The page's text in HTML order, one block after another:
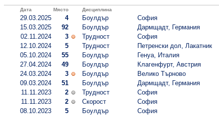
Дата Място Дисциплина
29.03.2025 4 Боулдър
София
15.03.2025
92 Боулдър
Дармщадт, Германия
02.11.2024
3 Трудност
София
12.10.2024
5 Трудност
Петренски дол, Лакатник
05.10.2024
55 Боулдър
Генуа, Италия
27.04.2024
49 Боулдър
Клагенфурт, Австрия
24.03.2024
3 Боулдър
Велико Търново
09.03.2024
51 Боулдър
Дармщадт, Германия
11.11.2023
2 Трудност
София
11.11.2023
2 Скорост
София
08.10.2023
5 Боулдър
София